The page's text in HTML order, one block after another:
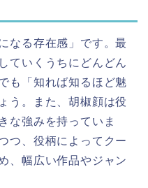
なる存在感」です。最
ていくうちにどんどん
も「知れば知るほど魅
う。また、胡椒顔は役
な強みを持っていま
つ、役柄によってクー
、幅広い作品やジャン